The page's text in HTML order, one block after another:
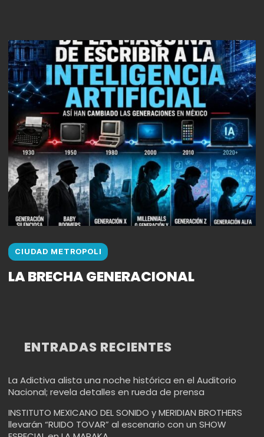
CIUDAD METROPOLI
LA BRECHA GENERACIONAL
ENTRADAS RECIENTES
La Adictiva alista una noche histórica en el Auditorio
Nacional; revela detalles en rueda de prensa
INSTITUTO MEXICANO DEL SONIDO y MERIDIAN BROTHERS
llevarán “RUIDO TOVAR” al escenario con un SHOW